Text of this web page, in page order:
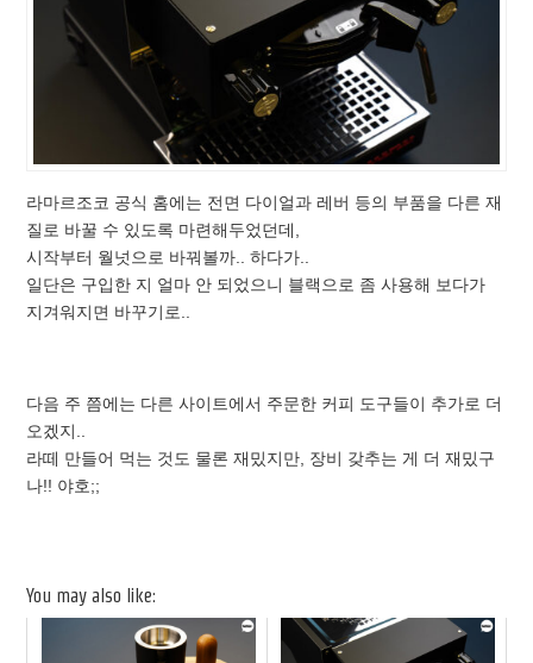
라마르조코 공식 홈에는 전면 다이얼과 레버 등의 부품을 다른 재
질로 바꿀 수 있도록 마련해두었던데,
시작부터 월넛으로 바꿔볼까.. 하다가..
일단은 구입한 지 얼마 안 되었으니 블랙으로 좀 사용해 보다가
지겨워지면 바꾸기로..
다음 주 쯤에는 다른 사이트에서 주문한 커피 도구들이 추가로 더
오겠지..
라떼 만들어 먹는 것도 물론 재밌지만, 장비 갖추는 게 더 재밌구
나!! 야호;;
You may also like: